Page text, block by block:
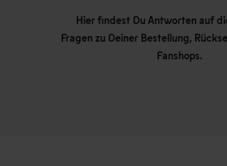
Hier findest Du Antworten auf
Fragen zu Deiner Bestellung,
Fanshops.